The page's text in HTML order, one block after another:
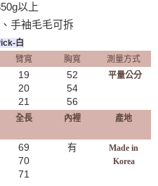
以上
手袖毛毛可拆
白
臂寬 胸寬
測量方式
19
20
21
52
54
56
平量公分
全長 內裡 產地
69
70
71
有
Made in
Korea